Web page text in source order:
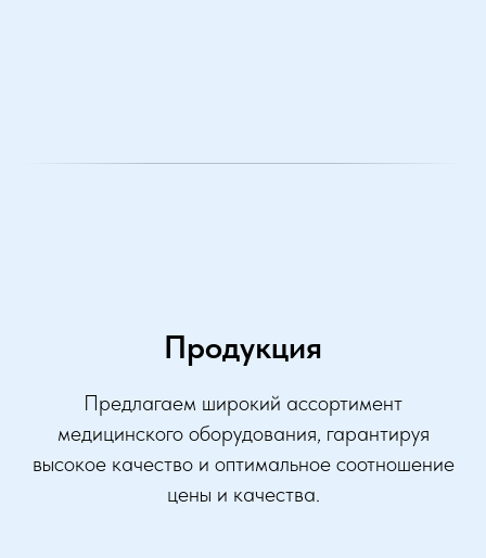
Продукция
Предлагаем широкий ассортимент
медицинского оборудования, гарантируя
высокое качество и оптимальное соотношение
цены и качества.